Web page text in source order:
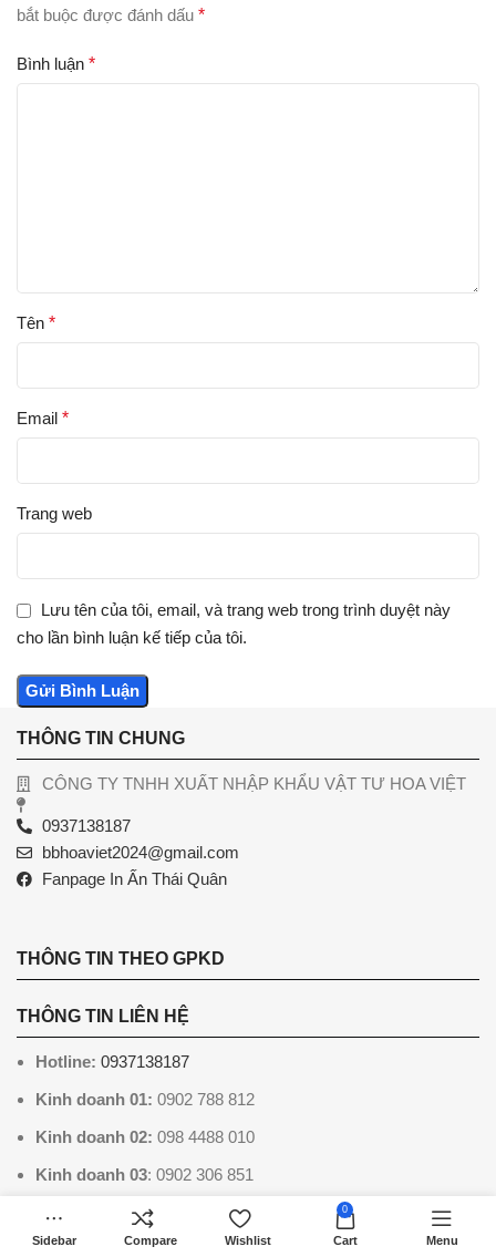
bắt buộc được đánh dấu *
Bình luận *
Tên *
Email *
Trang web
Lưu tên của tôi, email, và trang web trong trình duyệt này
cho lần bình luận kế tiếp của tôi.
THÔNG TIN CHUNG
CÔNG TY TNHH XUẤT NHẬP KHẨU VẬT TƯ HOA VIỆT
0937138187
bbhoaviet2024@gmail.com
Fanpage In Ấn Thái Quân
THÔNG TIN THEO GPKD
THÔNG TIN LIÊN HỆ
Hotline: 0937138187
Kinh doanh 01: 0902 788 812
Kinh doanh 02: 098 4488 010
Kinh doanh 03: 0902 306 851
098 4488 010
Chăm sóc khách hàng: 0902 306 851
Sidebar Compare Wishlist
0
Cart Menu